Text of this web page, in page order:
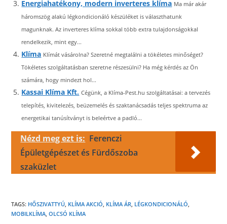
Energiahatékony, modern inverteres klíma Ma már akár
háromszög alakú légkondicionáló készüléket is választhatunk
magunknak. Az inverteres klíma sokkal több extra tulajdonságokkal
rendelkezik, mint egy...
Klíma Klímát vásárolna? Szeretné megtalálni a tökéletes minőséget?
Tökéletes szolgáltatásban szeretne részesülni? Ha még kérdés az Ön
számára, hogy mindezt hol...
Kassai Klíma Kft. Cégünk, a Klíma-Pest.hu szolgáltatásai: a tervezés
telepítés, kivitelezés, beüzemelés és szaktanácsadás teljes spektruma az
energetikai tanúsítványt is beleértve a padló...
Nézd meg ezt is: Ferenczi
Épületgépészet és Fürdőszoba
szaküzlet
TAGS: HŐSZIVATTYÚ, KLÍMA AKCIÓ, KLÍMA ÁR, LÉGKONDICIONÁLÓ,
MOBILKLÍMA, OLCSÓ KLÍMA